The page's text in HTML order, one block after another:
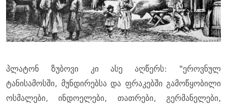
პლატონ ზუბოვი კი ასე აღწერს: "ეროვნულ
ტანისამოსში, მუნდირებსა და ფრაკებში გამოწყობილი
ოსმალები, ინდოელები, თათრები, გერმანელები,